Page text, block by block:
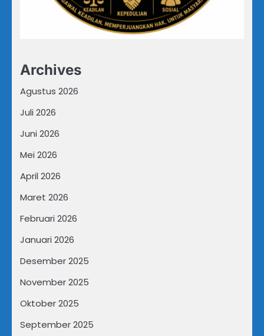
Archives
Agustus 2026
Juli 2026
Juni 2026
Mei 2026
April 2026
Maret 2026
Februari 2026
Januari 2026
Desember 2025
November 2025
Oktober 2025
September 2025